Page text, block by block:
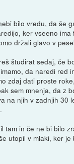
bilo vredu, da še
ker vseeno ima
držali glavo v
študirat sedaj, če
da naredi red
zdaj dati proste
sem mnenja, da z
na njih v zadnjih 30
tam in če ne bi bilo
utopil v mlaki, ker je